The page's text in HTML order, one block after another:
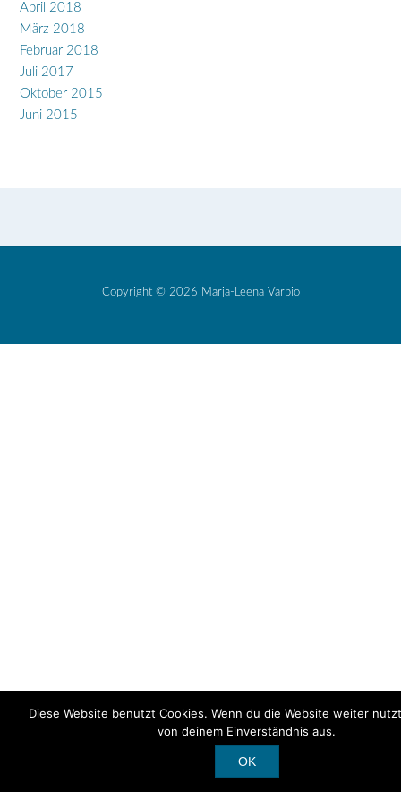
April 2018
März 2018
Februar 2018
Juli 2017
Oktober 2015
Juni 2015
Copyright © 2026 Marja-Leena Varpio
Diese Website benutzt Cookies. Wenn du die Website weiter
von deinem Einverständnis aus.
OK